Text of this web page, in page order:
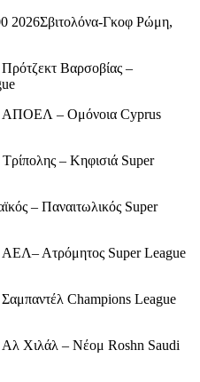
2026Σβιτολόνα-Γκοφ Ρώμη,
Βαρσοβίας –
ΑΠΟΕΛ – Ομόνοια Cyprus
– Κηφισιά Super
– Παναιτωλικός Super
Ατρόμητος Super League
Champions League
Χιλάλ – Νέομ Roshn Saudi